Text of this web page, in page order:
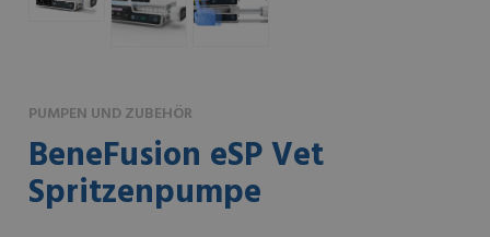
PUMPEN UND ZUBEHÖR
BeneFusion eSP Vet
Spritzenpumpe